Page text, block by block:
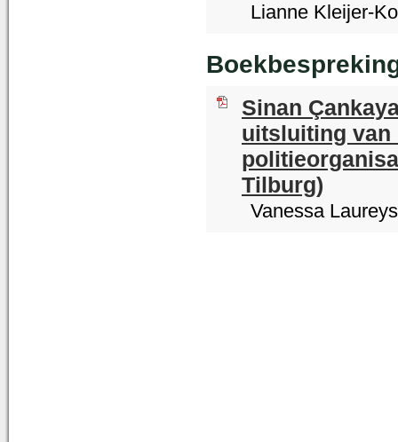
Lianne Kleijer-
Sinan
uitsluiting van
Tilburg)
Vanessa Laureys